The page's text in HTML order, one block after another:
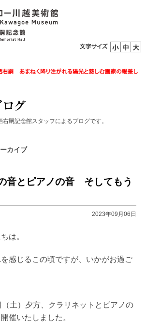
嗣記念館スタッフによるブログです。
カイブ
音とピアノの音 そしてもう
2023年09月06日
は。
感じるこの頃ですが、いかがお過ご
土）夕方、クラリネットとピアノの
催いたしました。